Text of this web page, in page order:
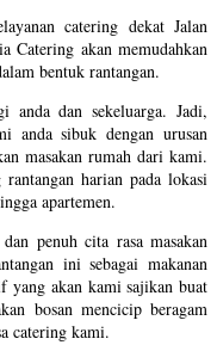
catering dekat Jalan
Catering akan memudahkan
bentuk rantangan.
anda dan sekeluarga. Jadi,
anda sibuk dengan urusan
masakan rumah dari kami.
harian pada lokasi
apartemen.
penuh cita rasa masakan
ini sebagai makanan
yang akan kami sajikan buat
bosan mencicip beragam
catering kami.